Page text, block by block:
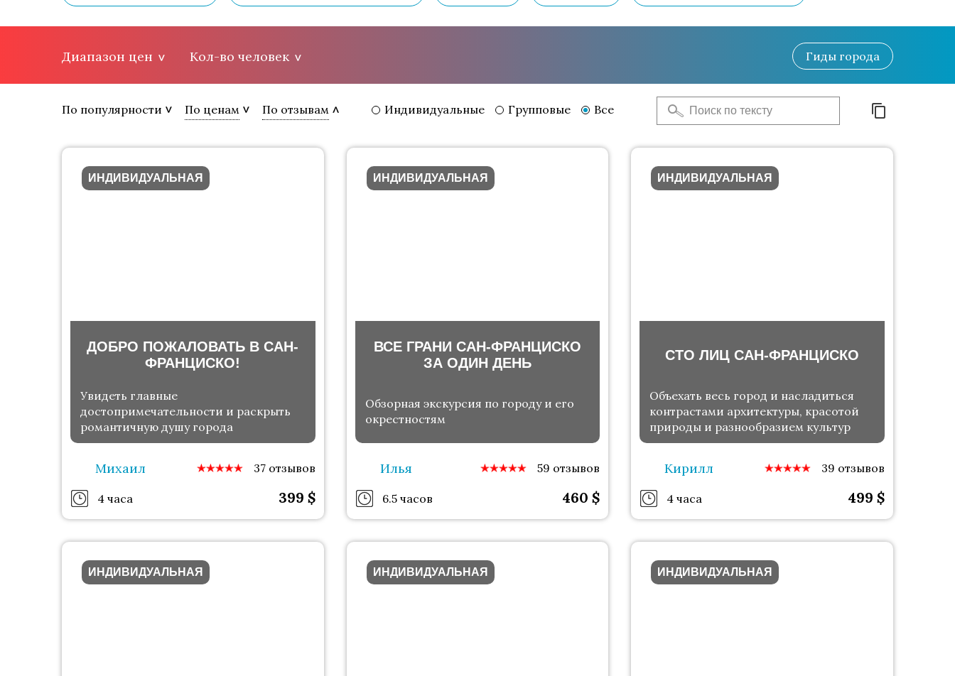
Диапазон цен Кол-во человек Гиды города
По популярности По ценам По отзывам Индивидуальные Групповые Все
ИНДИВИДУАЛЬНАЯ
ДОБРО ПОЖАЛОВАТЬ В САН-
ФРАНЦИСКО!
Увидеть главные
достопримечательности и раскрыть
романтичную душу города
Михаил 37 отзывов
4 часа 399 $
ИНДИВИДУАЛЬНАЯ
ВСЕ ГРАНИ САН-ФРАНЦИСКО
ЗА ОДИН ДЕНЬ
Обзорная экскурсия по городу и его
окрестностям
Илья 59 отзывов
6.5 часов 460$
ИНДИВИДУАЛЬНАЯ
СТО ЛИЦ САН-ФРАНЦИСКО
Объехать весь город и насладиться
контрастами архитектуры, красотой
природы и разнообразием культур
Кирилл 39 отзывов
4 часа 499 $
ИНДИВИДУАЛЬНАЯ ИНДИВИДУАЛЬНАЯ ИНДИВИДУАЛЬНАЯ